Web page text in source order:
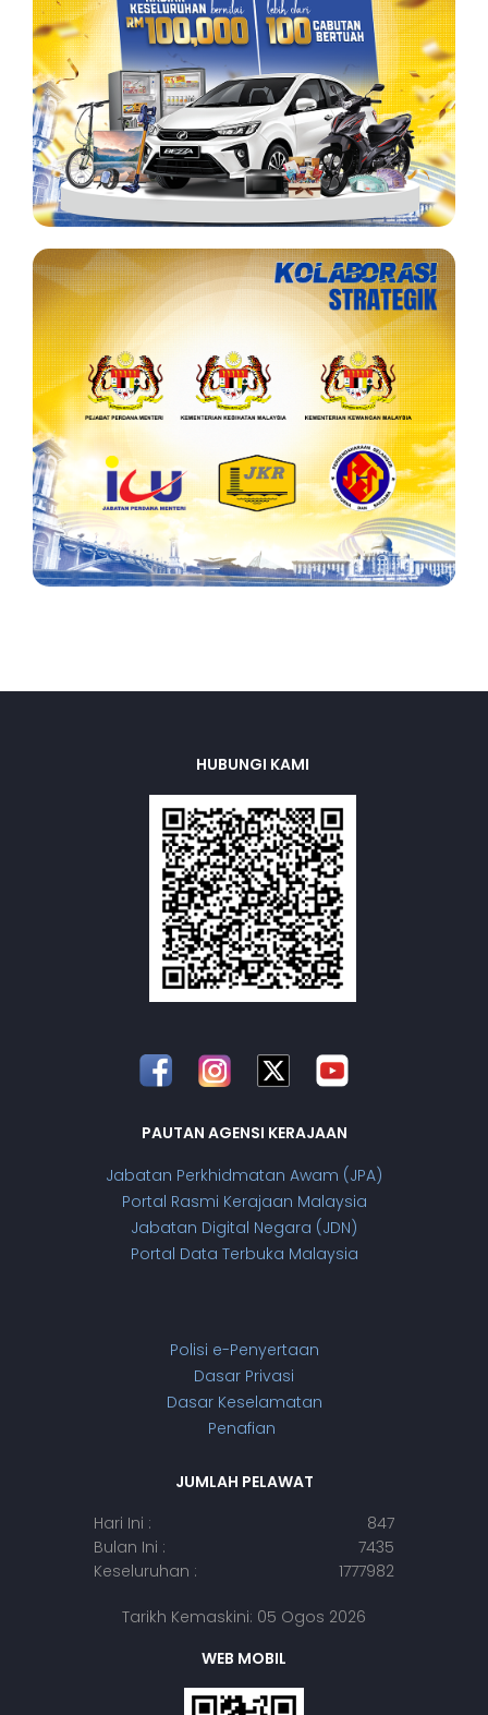
HUBUNGI KAMI
PAUTAN AGENSI KERAJAAN
Jabatan Perkhidmatan Awam (JPA)
Portal Rasmi Kerajaan Malaysia
Jabatan Digital Negara (JDN)
Portal Data Terbuka Malaysia
Polisi e-Penyertaan
Dasar Privasi
Dasar Keselamatan
Penafian
JUMLAH PELAWAT
Hari Ini :
847
Bulan Ini :
7435
Keseluruhan :
1777982
Tarikh Kemaskini: 05 Ogos 2026
WEB MOBIL